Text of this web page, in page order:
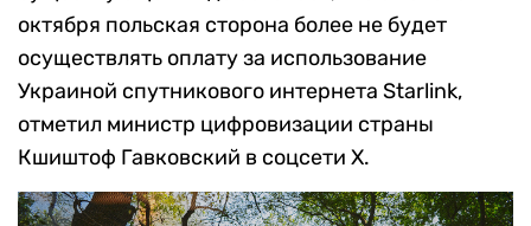
октября польская сторона более не будет
осуществлять оплату за использование
Украиной спутникового интернета Starlink,
отметил министр цифровизации страны
Кшиштоф Гавковский в соцсети Х.